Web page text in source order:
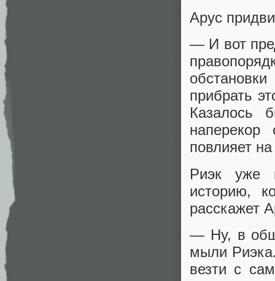
Арус
— И вот
прибрать
Казалось
повлияет
Риэк уже
историю,
расскажет
— Ну, в
мыли
везти с